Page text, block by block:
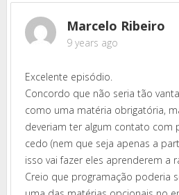
Marcelo Ribeiro
9 years ago
Excelente episódio.
Concordo que não seria tão
como uma matéria obrigatória,
deveriam ter algum contato com
cedo (nem que seja apenas a
isso vai fazer eles aprenderem a
Creio que programação poderia